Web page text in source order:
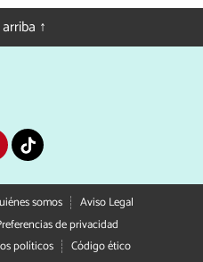
↑
somos
Aviso Legal
de privacidad
políticos
Código ético